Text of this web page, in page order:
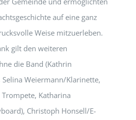
auf eine ganz
Weise mitzuerleben.
gilt den weiteren
die Band (Kathrin
Weiermann/Klarinette,
Katharina
Christoph Honsell/E-